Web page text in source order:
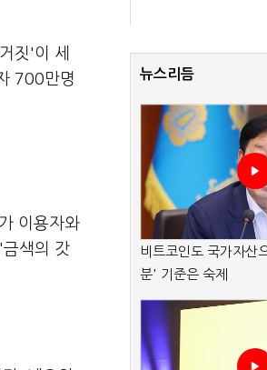
짓'이 세
700만명
이용자와
색의 갓
뉴스리듬
비트코인도 국가자산
분' 기준은 숙제